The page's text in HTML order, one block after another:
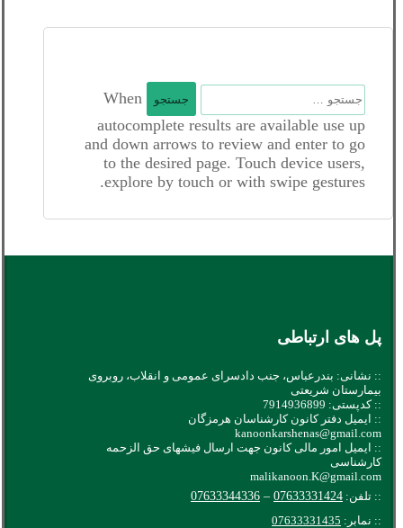
جستجو
برای:
When
autocomplete results are available use up
and down arrows to review and enter to go
to the desired page. Touch device users,
explore by touch or with swipe gestures.
پل های ارتباطی
:: نشانی: بندرعباس، جنب دادسرای عمومی و انقلاب، روبروی
بیمارستان شریعتی
:: کدپستی: 7914936899
:: ایمیل دفتر کانون کارشناسان هرمزگان
kanoonkarshenas@gmail.com
:: ایمیل امور مالی کانون جهت ارسال فیشهای حق الزحمه
کارشناسی
malikanoon.K@gmail.com
:: تلفن: 07633331424
–
07633344336
:: نمابر: 07633331435